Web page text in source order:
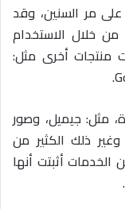
مر السنين، وقد
خلال الاستخدام
منتجات أخرى مثل:
مثل: جيميل، وصور
ذلك الكثير من
الخدمات أثبتت أنها